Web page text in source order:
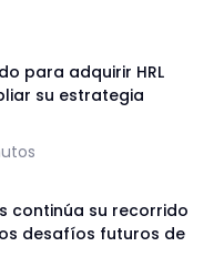
para adquirir HRL
su estrategia
continúa su recorrido
desafíos futuros de